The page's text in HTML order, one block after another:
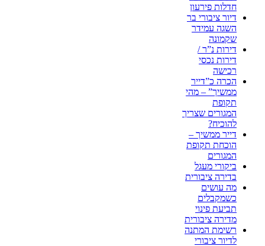
חדלות פירעון
דיור ציבורי בר
השגה עמידר
שקמונה
דירות נ”ר /
דירות נכסי
רכישה
הכרה כ”דייר
ממשיך” – מהי
תקופת
המגורים שצריך
להוכיח?
דייר ממשיך –
הוכחת תקופת
המגורים
ביקורי מעגל
בדירה ציבורית
מה עושים
כשמקבלים
תביעת פינוי
מדירה ציבורית
רשימת המתנה
לדיור ציבורי